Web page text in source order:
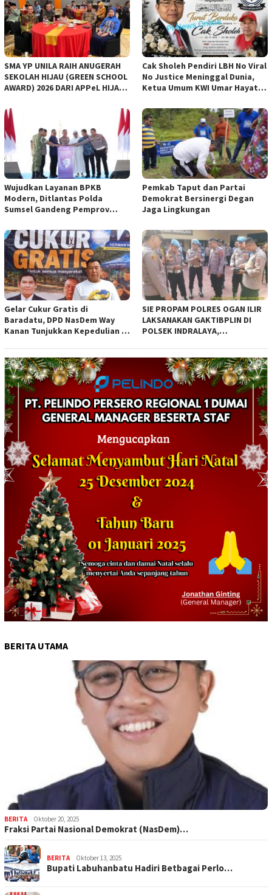
SMA YP UNILA RAIH ANUGERAH
SEKOLAH HIJAU (GREEN SCHOOL
AWARD) 2026 DARI APPeL HIJAU
Cak Sholeh Pendiri LBH No Viral
No Justice Meninggal Dunia,
Ketua Umum KWI Umar Hayat
Wujudkan Layanan BPKB
Modern, Ditlantas Polda
Sumsel Gandeng Pemprov
Pemkab Taput dan Partai
Demokrat Bersinergi Degan
Jaga Lingkungan
Gelar Cukur Gratis di
Baradatu, DPD NasDem Way
Kanan Tunjukkan Kepedulian di
SIE PROPAM POLRES OGAN ILIR
LAKSANAKAN GAKTIBPLIN DI
POLSEK INDRALAYA,
PERSONEL POLRI*
BERITA UTAMA
BERITA Oktober 20, 2025
Fraksi Partai Nasional Demokrat (NasDem)…
BERITA Oktober 13, 2025
Bupati Labuhanbatu Hadiri Betbagai Perlo…